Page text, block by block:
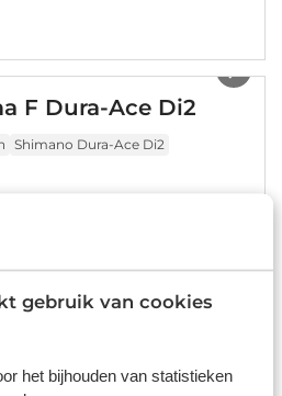
gebruik van cookies
het bijhouden van statistieken
F Dura-Ace Di2
Shimano Dura-Ace Di2
1/7
SRAM RED AXS